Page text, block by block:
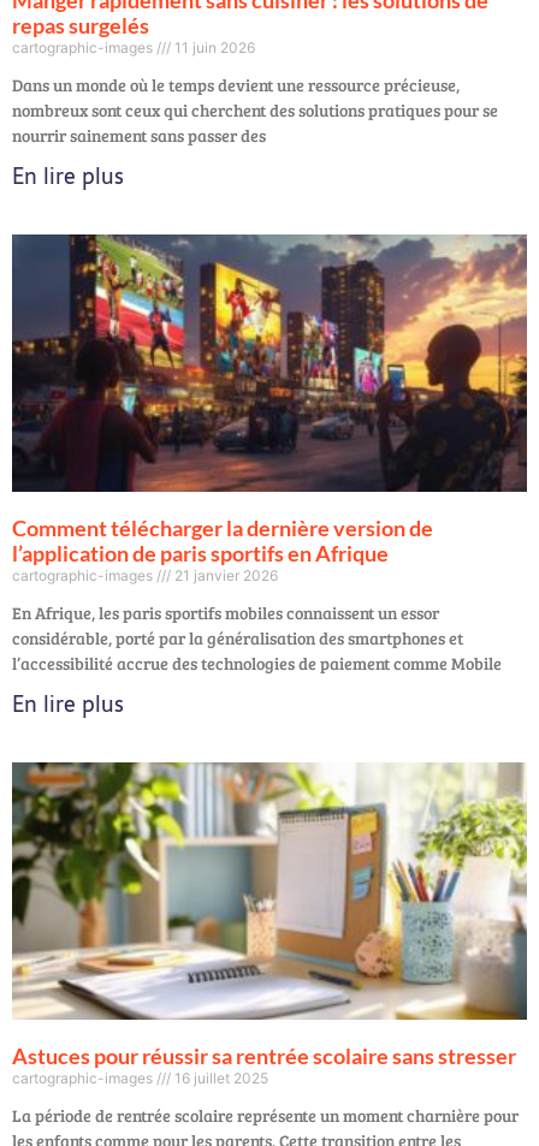
repas surgelés
cartographic-images 11 juin 2026
Dans un monde où le temps devient une ressource précieuse,
nombreux sont ceux qui cherchent des solutions pratiques pour se
nourrir sainement sans passer des
En lire plus
Comment télécharger la dernière version de
l’application de paris sportifs en Afrique
cartographic-images 21 janvier 2026
En Afrique, les paris sportifs mobiles connaissent un essor
considérable, porté par la généralisation des smartphones et
l’accessibilité accrue des technologies de paiement comme Mobile
En lire plus
Astuces pour réussir sa rentrée scolaire sans stresser
cartographic-images 16 juillet 2025
La période de rentrée scolaire représente un moment charnière pour
les enfants comme pour les parents. Cette transition entre les